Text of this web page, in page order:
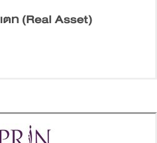
ตท (Real Asset)